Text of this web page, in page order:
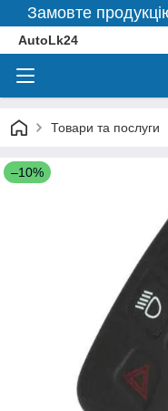
Замовте
AutoLk24
Товари та послуги
–10%